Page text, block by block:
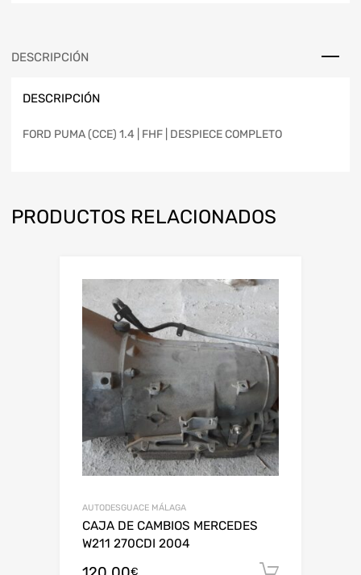
DESCRIPCIÓN
DESCRIPCIÓN
FORD PUMA (CCE) 1.4 | FHF | DESPIECE COMPLETO
PRODUCTOS RELACIONADOS
AUTODESGUACE MÁLAGA
CAJA DE CAMBIOS MERCEDES
W211 270CDI 2004
€